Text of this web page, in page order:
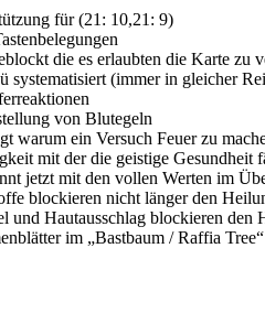
für (21: 10,21: 9)
die es erlaubten die Karte zu
systematisiert (immer in gleicher
von Blutegeln
warum ein Versuch Feuer zu
mit der die geistige Gesundheit
jetzt mit den vollen Werten im
blockieren nicht länger den
und Hautausschlag blockieren den
im „Bastbaum / Raffia